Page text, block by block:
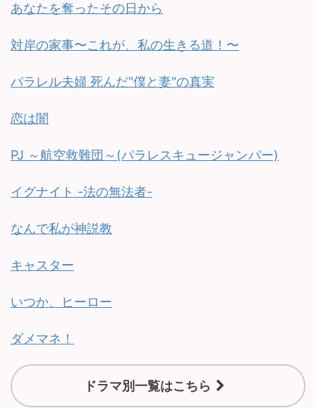
あなたを奪ったその日から
対岸の家事〜これが、私の生きる道！〜
パラレル夫婦 死んだ"僕と妻"の真実
恋は闇
PJ ～航空救難団～(パラレスキュージャンパー)
イグナイト -法の無法者-
なんで私が神説教
キャスター
いつか、ヒーロー
ダメマネ！
ドラマ別一覧はこちら